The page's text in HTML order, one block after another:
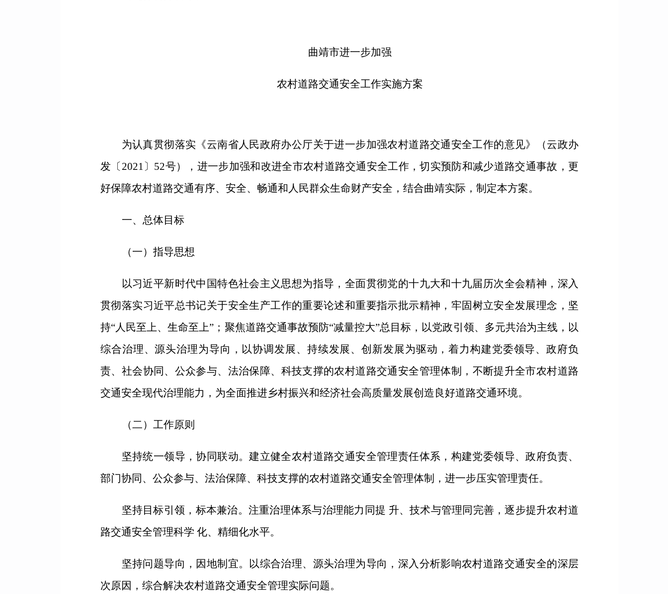
曲靖市进一步加强
农村道路交通安全工作实施方案
为认真贯彻落实《云南省人民政府办公厅关于进一步加强农村道路交通安全工作的意见》（云政办
发〔2021〕52号），进一步加强和改进全市农村道路交通安全工作，切实预防和减少道路交通事故，更
好保障农村道路交通有序、安全、畅通和人民群众生命财产安全，结合曲靖实际，制定本方案。
一、总体目标
（一）指导思想
以习近平新时代中国特色社会主义思想为指导，全面贯彻党的十九大和十九届历次全会精神，深入
贯彻落实习近平总书记关于安全生产工作的重要论述和重要指示批示精神，牢固树立安全发展理念，坚
持“人民至上、生命至上”；聚焦道路交通事故预防“减量控大”总目标，以党政引领、多元共治为主线，以
综合治理、源头治理为导向，以协调发展、持续发展、创新发展为驱动，着力构建党委领导、政府负
责、社会协同、公众参与、法治保障、科技支撑的农村道路交通安全管理体制，不断提升全市农村道路
交通安全现代治理能力，为全面推进乡村振兴和经济社会高质量发展创造良好道路交通环境。
（二）工作原则
坚持统一领导，协同联动。建立健全农村道路交通安全管理责任体系，构建党委领导、政府负责、
部门协同、公众参与、法治保障、科技支撑的农村道路交通安全管理体制，进一步压实管理责任。
坚持目标引领，标本兼治。注重治理体系与治理能力同提 升、技术与管理同完善，逐步提升农村道
路交通安全管理科学 化、精细化水平。
坚持问题导向，因地制宜。以综合治理、源头治理为导向，深入分析影响农村道路交通安全的深层
次原因，综合解决农村道路交通安全管理实际问题。